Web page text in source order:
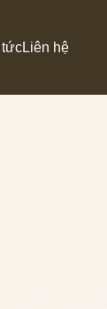
tứcLiên hệ